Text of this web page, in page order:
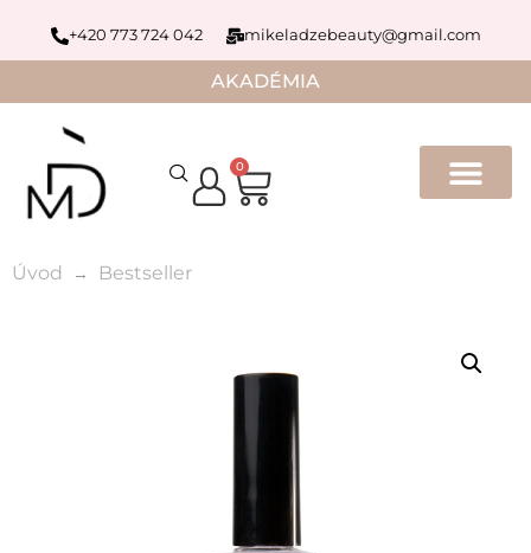
+420 773 724 042 mikeladzebeauty@gmail.com
AKADÉMIA
0
Úvod Bestseller